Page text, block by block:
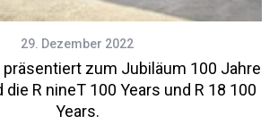
29. Dezember 2022
präsentiert zum Jubiläum 100 Jahre
die R nineT 100 Years und R 18 100
Years.